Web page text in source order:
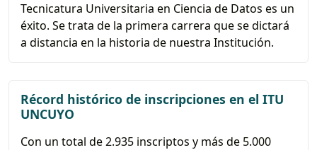
Tecnicatura Universitaria en Ciencia de Datos es un
éxito. Se trata de la primera carrera que se dictará
a distancia en la historia de nuestra Institución.
Récord histórico de inscripciones en el ITU
UNCUYO
Con un total de 2.935 inscriptos y más de 5.000